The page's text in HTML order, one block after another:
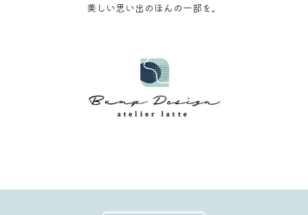
美しい思い出のほんの一部を。